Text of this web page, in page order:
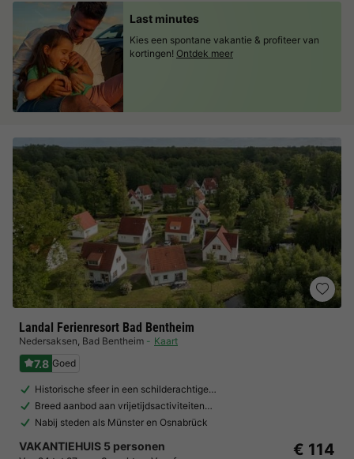
Landal Ferienresort Bad Bentheim
Nedersaksen, Bad Bentheim Kaart
7.8 Goed
Historische sfeer in een schilderachtige…
Breed aanbod aan vrijetijdsactiviteiten…
Nabij steden als Münster en Osnabrück
VAKANTIEHUIS 5 personen € 114
Last minutes
Kies een spontane vakantie & profiteer van
kortingen! Ontdek meer